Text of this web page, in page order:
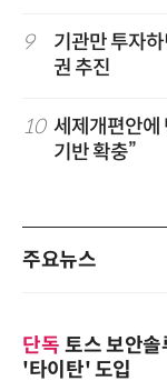
9
기관만 투자
권 추진
10 세제개편안
기반 확충”
주요뉴스
단독 토스 보안솔
'타이탄' 도입